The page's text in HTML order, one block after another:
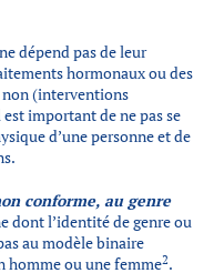
dépend pas de leur
hormonaux ou des
(interventions
important de ne pas se
d’une personne et de
conforme, au genre
dont l’identité de genre ou
au modèle binaire
homme ou une femme2.